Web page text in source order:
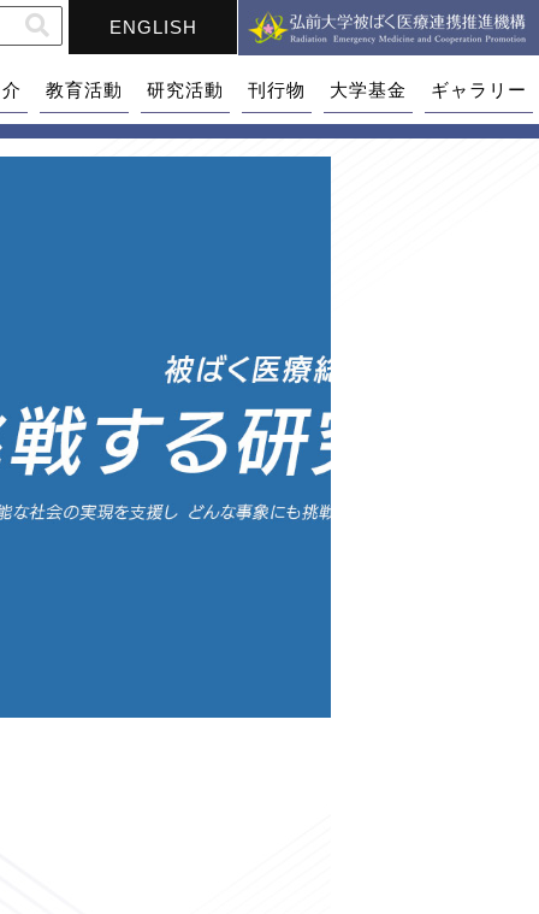
ENGLISH
教育活動 研究活動 刊行物 大学基金 ギャラリー